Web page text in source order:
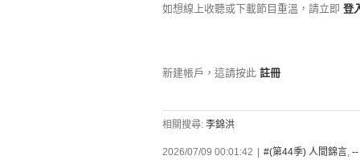
如想線上收聽或下載節目重溫，請立即 登
新建帳戶，這請按此 註冊
相關搜尋: 李錦洪
2026/07/09 00:01:42 #(第44季) 人間錦言,